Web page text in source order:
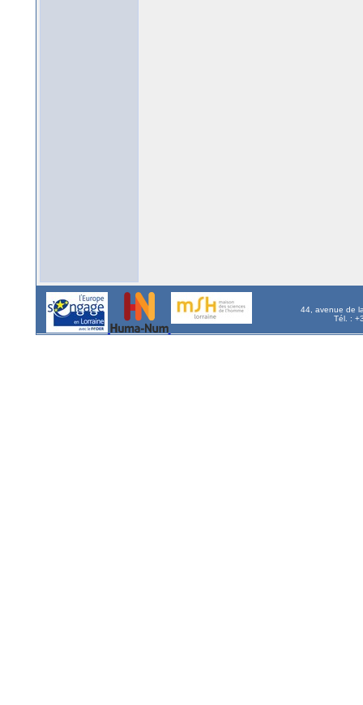
44, avenue de
Tél. :